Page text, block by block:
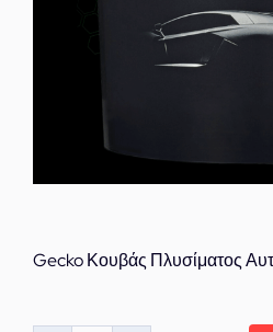
Gecko Κουβάς Πλυσίματος